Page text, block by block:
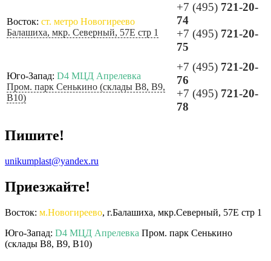
Восток: ст. метро Новогиреево
Балашиха, мкр. Северный, 57Е стр 1
+7 (495) 721-20-
74
+7 (495) 721-20-
75
Юго-Запад: D4 МЦД Апрелевка
Пром. парк Сенькино (склады B8, B9,
B10)
+7 (495) 721-20-
76
+7 (495) 721-20-
78
Пишите!
unikumplast@yandex.ru
Приезжайте!
Восток: м.Новогиреево, г.Балашиха, мкр.Северный, 57Е стр 1
Юго-Запад: D4 МЦД Апрелевка Пром. парк Сенькино
(склады B8, B9, B10)